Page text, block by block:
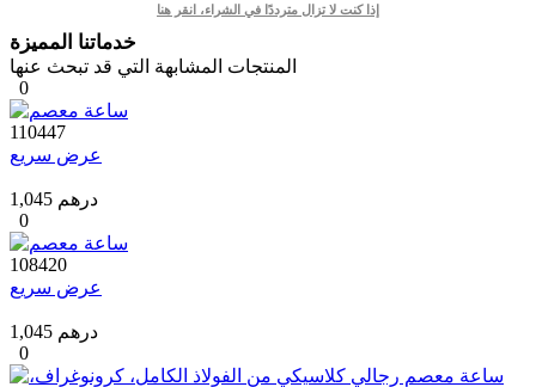
إذا كنت لا تزال مترددًا في الشراء، انقر هنا
خدماتنا المميزة
المنتجات المشابهة التي قد تبحث عنها
0
110447
عرض سريع
1,045 درهم
0
108420
عرض سريع
1,045 درهم
0